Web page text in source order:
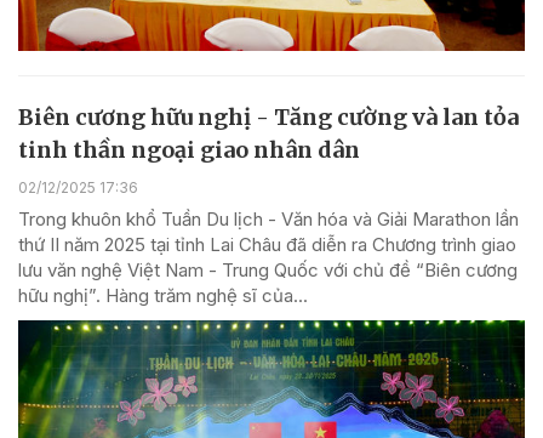
Biên cương hữu nghị - Tăng cường và lan tỏa
tinh thần ngoại giao nhân dân
02/12/2025 17:36
Trong khuôn khổ Tuần Du lịch - Văn hóa và Giải Marathon lần
thứ II năm 2025 tại tỉnh Lai Châu đã diễn ra Chương trình giao
lưu văn nghệ Việt Nam - Trung Quốc với chủ đề “Biên cương
hữu nghị”. Hàng trăm nghệ sĩ của...